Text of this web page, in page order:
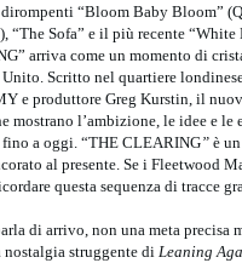
“Bloom Baby Bloom”
Sofa” e il più recente “White
arriva come un momento di
Scritto nel quartiere
e produttore Greg Kurstin, il
mostrano l’ambizione, le idee e
a oggi. “THE CLEARING” è
al presente. Se i Fleetwood
questa sequenza di tracce
di arrivo, non una meta
nostalgia struggente diLeaning